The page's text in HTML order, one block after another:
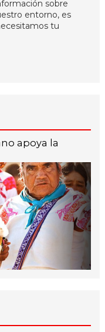
sobre
entorno, es
tu
apoya la